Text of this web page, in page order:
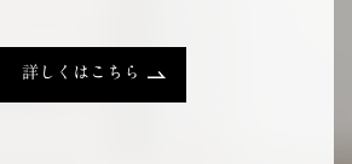
詳しくはこちら